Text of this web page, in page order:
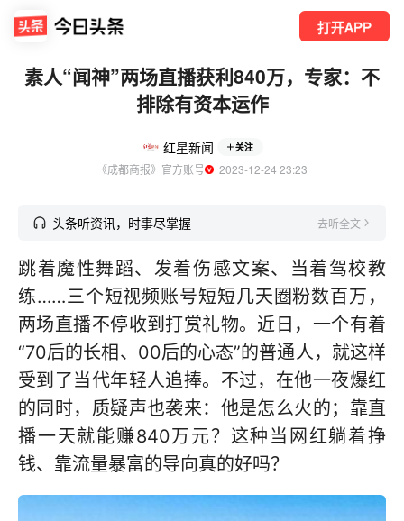
打开APP
素人“闻神”两场直播获利840万，专家：不
排除有资本运作
红星新闻 关注
《成都商报》官方账号
  2023-12-24 23:23
头条听资讯，时事尽掌握 去听全文
跳着魔性舞蹈、发着伤感文案、当着驾校教
练……三个短视频账号短短几天圈粉数百万，
两场直播不停收到打赏礼物。近日，一个有着
“70后的长相、00后的心态”的普通人，就这样
受到了当代年轻人追捧。不过，在他一夜爆红
的同时，质疑声也袭来：他是怎么火的；靠直
播一天就能赚840万元？这种当网红躺着挣
钱、靠流量暴富的导向真的好吗？